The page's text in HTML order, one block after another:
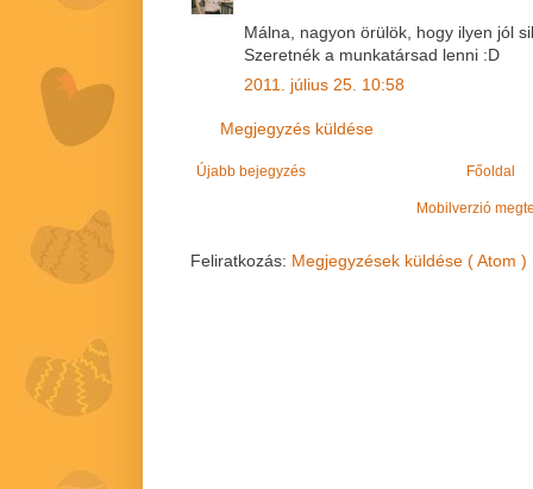
Málna, nagyon örülök, hogy ilyen jól
Szeretnék a munkatársad lenni :D
2011. július 25. 10:58
Megjegyzés küldése
Újabb bejegyzés Főoldal
Mobilverzió
Feliratkozás: Megjegyzések küldése ( Atom )